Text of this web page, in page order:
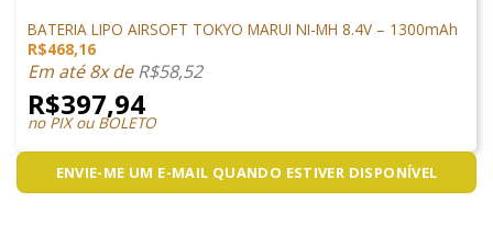
BATERIA LIPO AIRSOFT TOKYO MARUI NI-MH 8.4V – 1300mAh
R$468,16
Em até 8x deR$58,52
R$397,94
no PIX ou BOLETO
ENVIE-ME UM E-MAIL QUANDO ESTIVER DISPONÍVEL